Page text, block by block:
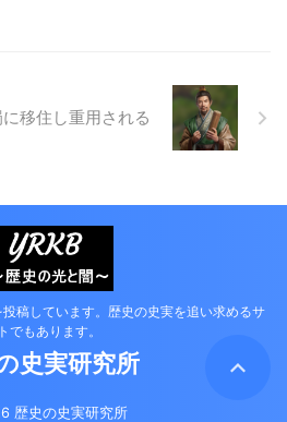
移住し重用される
稿しています。歴史の史実を追い求めるサ
でもあります。
史実研究所
歴史の史実研究所